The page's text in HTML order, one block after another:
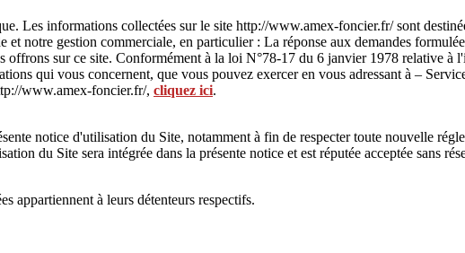
Les informations collectées sur le site http://www.amex-foncier.fr/ sont
notre gestion commerciale, en particulier : La réponse aux demandes
offrons sur ce site. Conformément à la loi N°78-17 du 6 janvier 1978 relative
qui vous concernent, que vous pouvez exercer en vous adressant à –
www.amex-foncier.fr/, cliquez ici.
notice d'utilisation du Site, notamment à fin de respecter toute nouvelle
du Site sera intégrée dans la présente notice et est réputée acceptée sans
appartiennent à leurs détenteurs respectifs.